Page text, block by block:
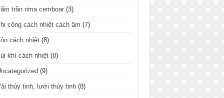
trần rima cemboar (3)
công cách nhiệt cách âm (7)
cách nhiệt (8)
khí cách nhiệt (8)
(9)
thủy tinh, lưới thủy tinh (8)